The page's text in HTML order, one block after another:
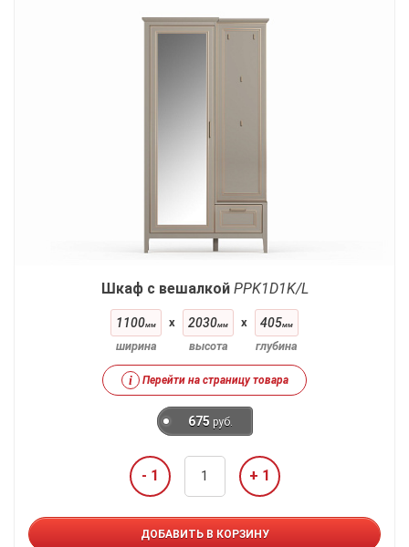
Шкаф с вешалкой PPK1D1K/L
1100мм
ширина
x 2030мм
высота
x 405мм
глубина
i Перейти на страницу товара
675 руб.
- 1 + 1
ДОБАВИТЬ В КОРЗИНУ